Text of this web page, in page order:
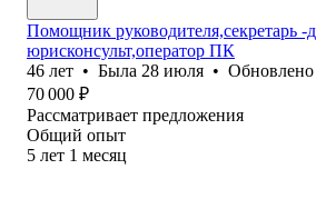
Помощник руководителя,секретарь -
юрисконсульт,оператор ПК
46 лет • Была 28 июля • Обновлено
70 000 ₽
Рассматривает предложения
Общий опыт
5 лет 1 месяц